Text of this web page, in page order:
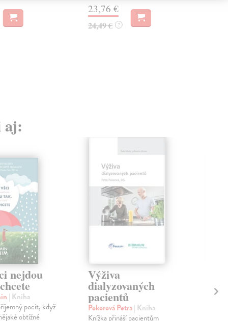
23,76 €
24,49 € ?
aj:
nejdou
| Kniha
pocit, když
obtížné
Výživa
dialyzovaných
pacientů
Pokorová Petra| Kniha
Knížka přináší pacientům